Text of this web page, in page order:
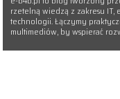
rzetelną wiedzą z zakresu
technologii. Łączymy
multimediów, by wspierać